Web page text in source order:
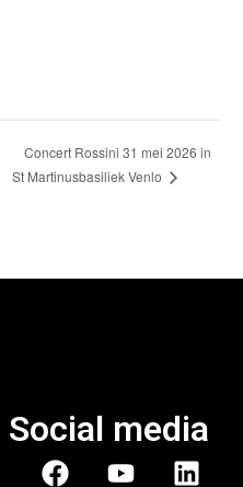
Concert Rossini 31 mei 2026 in
St Martinusbasiliek Venlo
Social media